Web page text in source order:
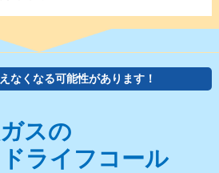
なくなる可能性があります！
スの
ライフコール